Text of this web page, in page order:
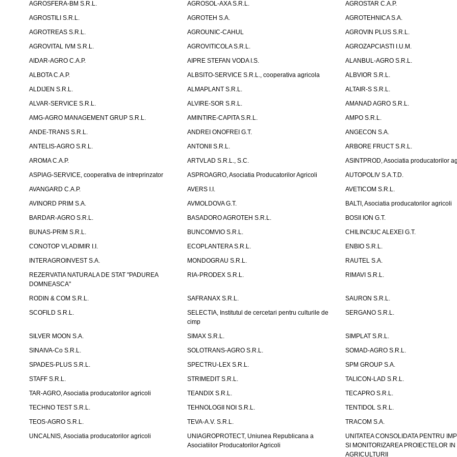
AGROSFERA-BM S.R.L.
AGROSOL-AXA S.R.L.
AGROSTAR C.A.P.
AGROSTILI S.R.L.
AGROTEH S.A.
AGROTEHNICA S.A.
AGROTREAS S.R.L.
AGROUNIC-CAHUL
AGROVIN PLUS S.R.L.
AGROVITAL IVM S.R.L.
AGROVITICOLA S.R.L.
AGROZAPCIASTI I.U.M.
AIDAR-AGRO C.A.P.
AIPRE STEFAN VODA I.S.
ALANBUL-AGRO S.R.L.
ALBOTA C.A.P.
ALBSITO-SERVICE S.R.L., cooperativa agricola
ALBVIOR S.R.L.
ALDIJEN S.R.L.
ALMAPLANT S.R.L.
ALTAIR-S S.R.L.
ALVAR-SERVICE S.R.L.
ALVIRE-SOR S.R.L.
AMANAD AGRO S.R.L.
AMG-AGRO MANAGEMENT GRUP S.R.L.
AMINTIRE-CAPITA S.R.L.
AMPO S.R.L.
ANDE-TRANS S.R.L.
ANDREI ONOFREI G.T.
ANGECON S.A.
ANTELIS-AGRO S.R.L.
ANTONII S.R.L.
ARBORE FRUCT S.R.L.
AROMA C.A.P.
ARTVLAD S.R.L., S.C.
ASINTPROD, Asociatia producatorilor
ASPIAG-SERVICE, cooperativa de intreprinzator
ASPROAGRO, Asociatia Producatorilor Agricoli
AUTOPOLIV S.A.T.D.
AVANGARD C.A.P.
AVERS I.I.
AVETICOM S.R.L.
AVINORD PRIM S.A.
AVMOLDOVA G.T.
BALTI, Asociatia producatorilor agricoli
BARDAR-AGRO S.R.L.
BASADORO AGROTEH S.R.L.
BOSII ION G.T.
BUNAS-PRIM S.R.L.
BUNCOMVIO S.R.L.
CHILINCIUC ALEXEI G.T.
CONOTOP VLADIMIR I.I.
ECOPLANTERA S.R.L.
ENBIO S.R.L.
INTERAGROINVEST S.A.
MONDOGRAU S.R.L.
RAUTEL S.A.
REZERVATIA NATURALA DE STAT "PADUREA
DOMNEASCA"
RIA-PRODEX S.R.L. RIMAVI S.R.L.
RODIN & COM S.R.L. SAFRANAX S.R.L.
SAURON S.R.L.
SCOFILD S.R.L.
SELECTIA, Institutul de cercetari pentru culturile de
cimp
SERGANO S.R.L.
SILVER MOON S.A. SIMAX S.R.L.
SIMPLAT S.R.L.
SINAIVA-Co S.R.L.
SOLOTRANS-AGRO S.R.L.
SOMAD-AGRO S.R.L.
SPADES-PLUS S.R.L.
SPECTRU-LEX S.R.L.
SPM GROUP S.A.
STAFF S.R.L.
STRIMEDIT S.R.L.
TALICON-LAD S.R.L.
TAR-AGRO, Asociatia producatorilor agricoli
TEANDIX S.R.L.
TECAPRO S.R.L.
TECHNO TEST S.R.L.
TEHNOLOGII NOI S.R.L.
TENTIDOL S.R.L.
TEOS-AGRO S.R.L.
TEVA-A.V. S.R.L.
TRACOM S.A.
UNCALNIS, Asociatia producatorilor agricoli
UNIAGROPROTECT, Uniunea Republicana a
Asociatiilor Producatorilor Agricoli
UNITATEA CONSOLIDATA PENTRU
SI MONITORIZAREA PROIECTELOR
AGRICULTURII